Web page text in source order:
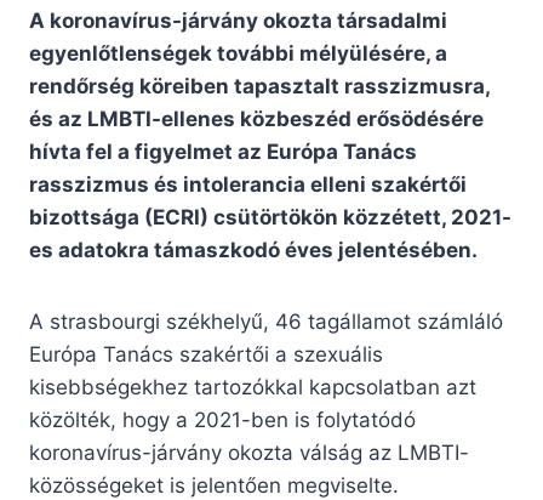
A koronavírus-járvány okozta társadalmi
egyenlőtlenségek további mélyülésére, a
rendőrség köreiben tapasztalt rasszizmusra,
és az LMBTI-ellenes közbeszéd erősödésére
hívta fel a figyelmet az Európa Tanács
rasszizmus és intolerancia elleni szakértői
bizottsága (ECRI) csütörtökön közzétett, 2021-
es adatokra támaszkodó éves jelentésében.
A strasbourgi székhelyű, 46 tagállamot számláló
Európa Tanács szakértői a szexuális
kisebbségekhez tartozókkal kapcsolatban azt
közölték, hogy a 2021-ben is folytatódó
koronavírus-járvány okozta válság az LMBTI-
közösségeket is jelentően megviselte.